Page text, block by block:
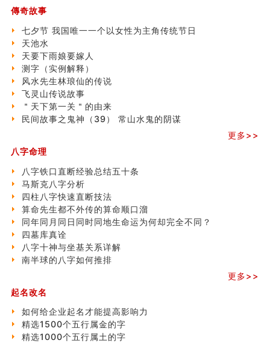
玄空本义 (四)
六爻算卦：我俩之间是否还命中有未尽的缘分？
订婚就是定结婚日子吗
清朝慈禧太后命造 (名人八字淺析七）
玄空本义 (三)
飞灵山传说故事
命理解说：想请问什么时候能够遇到姻缘结婚？
商舖選址的風水講究 (下)
吉凶神跳上大运时的断法【四柱技巧】
刘燮鈞讲人相 手纹与命运(一)
大門風水五大禁忌！大門風水擺設？門中門風水解方？
出现这几种面相桃花泛
寓意好的五行属水的汉字有哪些？五行属水的汉字大全
玄空本义 (一)
＂天下第一关＂的由来
无名指长的人有艺术天赋？手指长短能看出什么？
六爻測住宅風水 (三)
別再一知半解！正解住宅風水十大禁忌
姓名學特殊字畫的計算方法
風水辟邪大全
傳奇故事
七夕节 我国唯一一个以女性为主角传统节日
天池水
天要下雨娘要嫁人
测字（实例解释）
风水先生林琅仙的传说
飞灵山传说故事
＂天下第一关＂的由来
民间故事之鬼神（39） 常山水鬼的阴谋
更多>>
八字命理
八字铁口直断经验总结五十条
马斯克八字分析
四柱八字快速直断技法
算命先生都不外传的算命顺口溜
同年同月同日同时同地生命运为何却完全不同？
四墓库真诠
八字十神与坐基关系详解
南半球的八字如何推排
更多>>
起名改名
如何给企业起名才能提高影响力
精选1500个五行属金的字
精选1000个五行属土的字